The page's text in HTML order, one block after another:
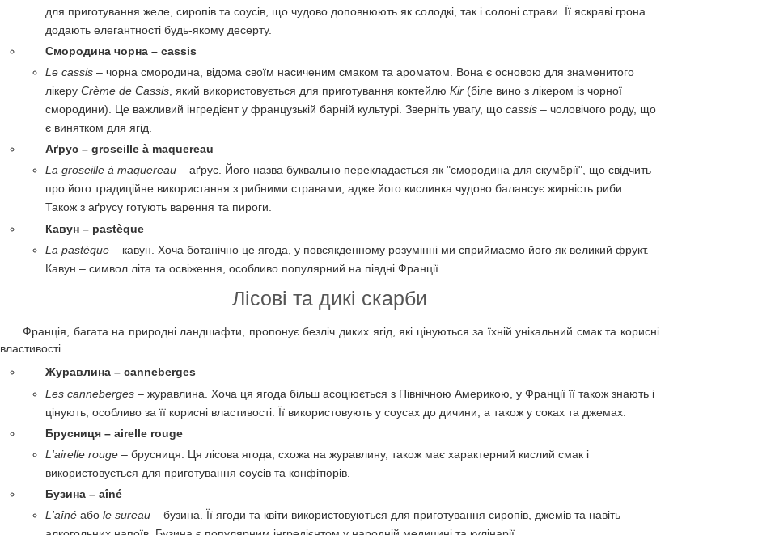
для приготування желе, сиропів та соусів, що чудово доповнюють як солодкі, так і солоні страви. Її яскраві грона
додають елегантності будь-якому десерту.
Смородина чорна – cassis
Le cassis – чорна смородина, відома своїм насиченим смаком та ароматом. Вона є основою для знаменитого
лікеру Crème de Cassis , який використовується для приготування коктейлю Kir (біле вино з лікером із чорної
смородини). Це важливий інгредієнт у французькій барній культурі. Зверніть увагу, що cassis – чоловічого роду, що
є винятком для ягід.
Аґрус – groseille à maquereau
La groseille à maquereau – аґрус. Його назва буквально перекладається як "смородина для скумбрії", що свідчить
про його традиційне використання з рибними стравами, адже його кислинка чудово балансує жирність риби.
Також з аґрусу готують варення та пироги.
Кавун – pastèque
La pastèque – кавун. Хоча ботанічно це ягода, у повсякденному розумінні ми сприймаємо його як великий фрукт.
Кавун – символ літа та освіження, особливо популярний на півдні Франції.
Лісові та дикі скарби
Франція, багата на природні ландшафти, пропонує безліч диких ягід, які цінуються за їхній унікальний смак та корисні
властивості.
Журавлина – canneberges
Les canneberges – журавлина. Хоча ця ягода більш асоціюється з Північною Америкою, у Франції її також знають і
цінують, особливо за її корисні властивості. Її використовують у соусах до дичини, а також у соках та джемах.
Брусниця – airelle rouge
L'airelle rouge – брусниця. Ця лісова ягода, схожа на журавлину, також має характерний кислий смак і
використовується для приготування соусів та конфітюрів.
Бузина – aîné
L'aîné або le sureau – бузина. Її ягоди та квіти використовуються для приготування сиропів, джемів та навіть